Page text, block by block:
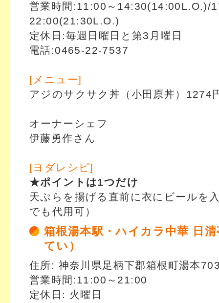
営業時間:11:00～14:30(14:00L.O.)/
22:00(21:30L.O.)
定休日:毎週日曜日と第3月曜日
電話:0465-22-7537
[メニュー]
アジのサクサク丼（小田原丼）1274
オーナーシェフ
伊藤勇作さん
[ヨダレシピ]
★ポイントは1つだけ
天ぷらを揚げる直前に衣にビールを
でも代用可）
箱根湯本駅・ハイカラ中華 日
てい）
住所: 神奈川県足柄下郡箱根町湯本
営業時間:11:00～21:00
定休日: 火曜日